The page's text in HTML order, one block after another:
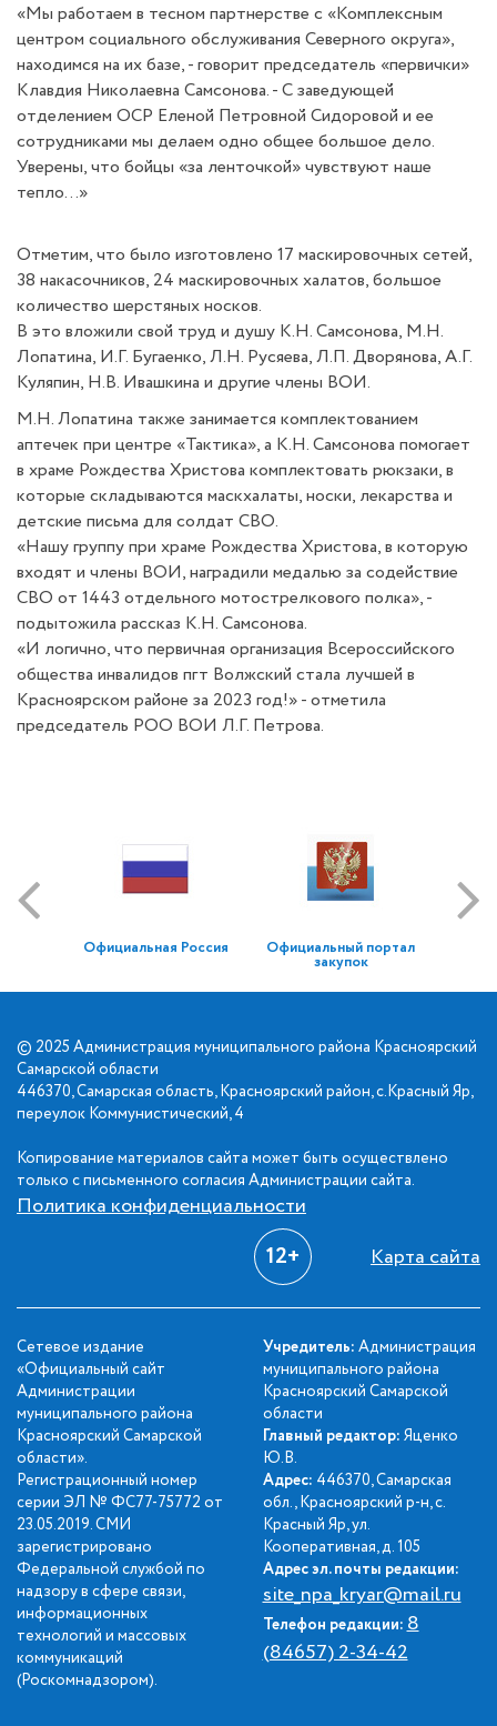
«Мы работаем в тесном партнерстве с «Комплексным
центром социального обслуживания Северного округа»,
находимся на их базе, - говорит председатель «первички»
Клавдия Николаевна Самсонова. - С заведующей
отделением ОСР Еленой Петровной Сидоровой и ее
сотрудниками мы делаем одно общее большое дело.
Уверены, что бойцы «за ленточкой» чувствуют наше
тепло...»
Отметим, что было изготовлено 17 маскировочных сетей,
38 накасочников, 24 маскировочных халатов, большое
количество шерстяных носков.
В это вложили свой труд и душу К.Н. Самсонова, М.Н.
Лопатина, И.Г. Бугаенко, Л.Н. Русяева, Л.П. Дворянова, А.Г.
Куляпин, Н.В. Ивашкина и другие члены ВОИ.
М.Н. Лопатина также занимается комплектованием
аптечек при центре «Тактика», а К.Н. Самсонова помогает
в храме Рождества Христова комплектовать рюкзаки, в
которые складываются маскхалаты, носки, лекарства и
детские письма для солдат СВО.
«Нашу группу при храме Рождества Христова, в которую
входят и члены ВОИ, наградили медалью за содействие
СВО от 1443 отдельного мотострелкового полка», -
подытожила рассказ К.Н. Самсонова.
«И логично, что первичная организация Всероссийского
общества инвалидов пгт Волжский стала лучшей в
Красноярском районе за 2023 год!» - отметила
председатель РОО ВОИ Л.Г. Петрова.
Официальная Россия Официальный портал
закупок
© 2025 Администрация муниципального района Красноярский
Самарской области
446370, Самарская область, Красноярский район, с.Красный Яр,
переулок Коммунистический, 4
Копирование материалов сайта может быть осуществлено
только с письменного согласия Администрации сайта.
Политика конфиденциальности
12+ Карта сайта
Сетевое издание
«Официальный сайт
Администрации
муниципального района
Красноярский Самарской
области».
Регистрационный номер
серии ЭЛ № ФС77-75772 от
23.05.2019. СМИ
зарегистрировано
Федеральной службой по
надзору в сфере связи,
информационных
технологий и массовых
коммуникаций
(Роскомнадзором).
Учредитель: Администрация
муниципального района
Красноярский Самарской
области
Главный редактор: Яценко
Ю.В.
Адрес: 446370, Самарская
обл., Красноярский р-н, с.
Красный Яр, ул.
Кооперативная, д. 105
Адрес эл. почты редакции:
site_npa_kryar@mail.ru
Телефон редакции:8
(84657) 2-34-42